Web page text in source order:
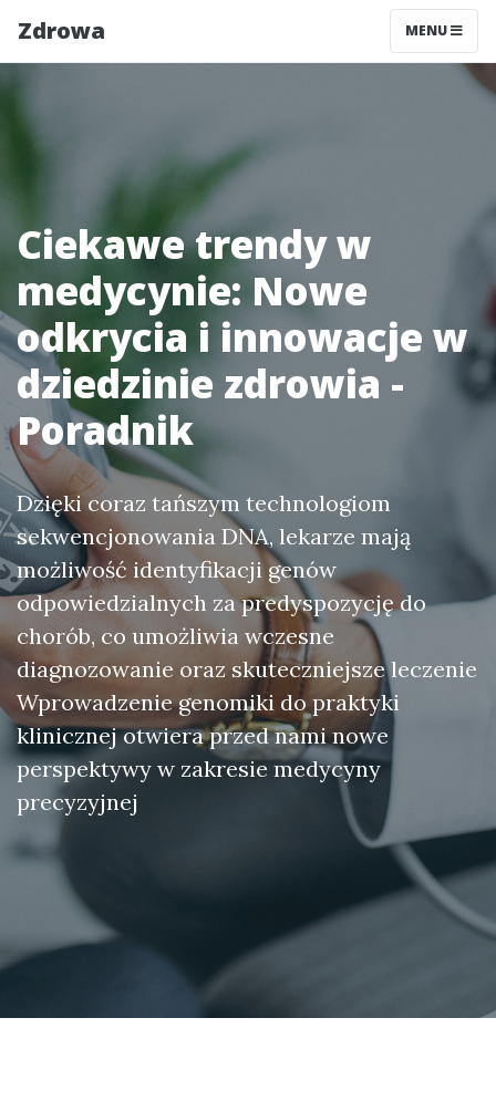
Zdrowa MENU
Ciekawe trendy w
medycynie: Nowe
odkrycia i innowacje w
dziedzinie zdrowia -
Poradnik
Dzięki coraz tańszym technologiom
sekwencjonowania DNA, lekarze mają
możliwość identyfikacji genów
odpowiedzialnych za predyspozycję do
chorób, co umożliwia wczesne
diagnozowanie oraz skuteczniejsze leczenie
Wprowadzenie genomiki do praktyki
klinicznej otwiera przed nami nowe
perspektywy w zakresie medycyny
precyzyjnej